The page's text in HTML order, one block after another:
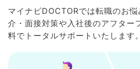
マイナビDOCTORでは転職のお
介・面接対策や入社後のアフター
料でトータルサポートいたします。